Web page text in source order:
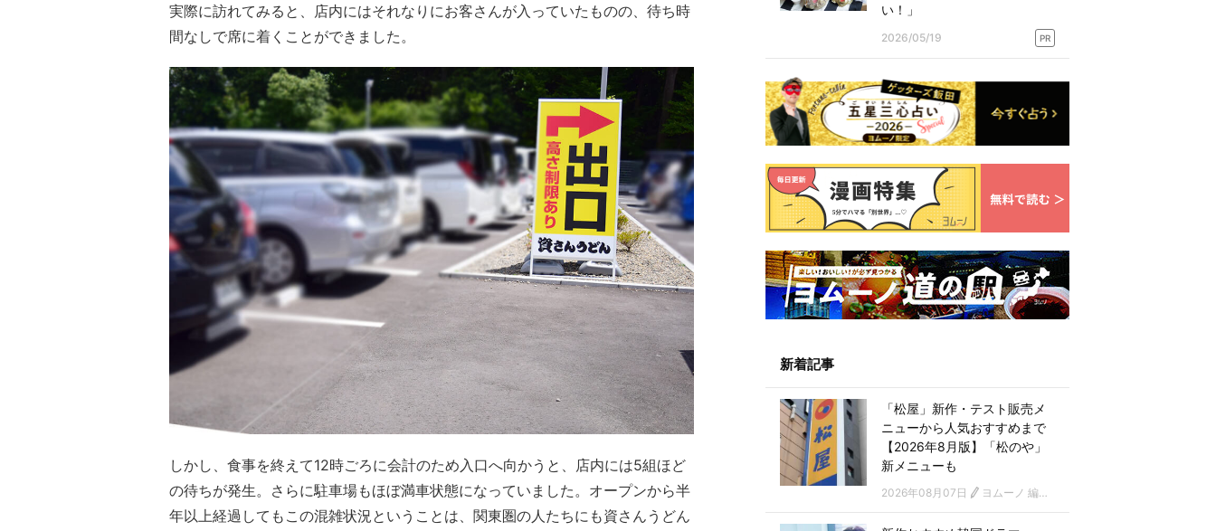
実際に訪れてみると、店内にはそれなりにお客さんが入っていたものの、待ち時
間なしで席に着くことができました。
しかし、食事を終えて12時ごろに会計のため入口へ向かうと、店内には5組ほど
の待ちが発生。さらに駐車場もほぼ満車状態になっていました。オープンから半
年以上経過してもこの混雑状況ということは、関東圏の人たちにも資さんうどん
い！」
2026/05/19 PR
新着記事
「松屋」新作・テスト販売メ
ニューから人気おすすめまで
【2026年8月版】「松のや」
新メニューも
2026年08月07日 ヨムーノ 編集部